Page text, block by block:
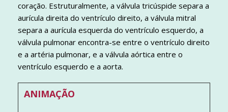
coração. Estruturalmente, a válvula tricúspide separa a
aurícula direita do ventrículo direito, a válvula mitral
separa a aurícula esquerda do ventrículo esquerdo, a
válvula pulmonar encontra-se entre o ventrículo direito
e a artéria pulmonar, e a válvula aórtica entre o
ventrículo esquerdo e a aorta.
ANIMAÇÃO